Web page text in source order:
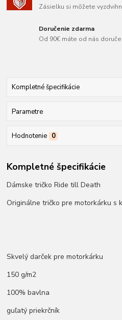
Zásielku si môžete
Doručenie zdarma
Od 90€ máte od nás
Kompletné špecifikácie
Parametre
Hodnotenie 0
Kompletné špecifikácie
Dámske tričko Ride till Death
Originálne tričko pre motorkárku s
Skvelý darček pre motorkárku
150 g/m2
100% bavlna
guľatý priekrčník